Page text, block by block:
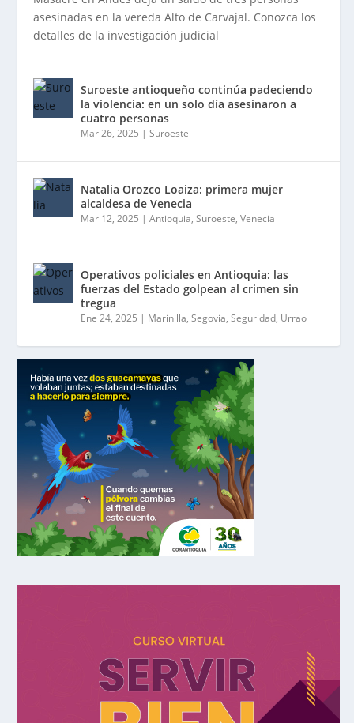
asesinadas en la vereda Alto de Carvajal. Conozca los
detalles de la investigación judicial
Suroeste antioqueño continúa padeciendo
la violencia: en un solo día asesinaron a
cuatro personas
Mar 26, 2025 |Suroeste
Natalia Orozco Loaiza: primera mujer
alcaldesa de Venecia
Mar 12, 2025 |Antioquia,Suroeste,Venecia
Operativos policiales en Antioquia: las
fuerzas del Estado golpean al crimen sin
tregua
Ene 24, 2025 | Marinilla,Segovia,Seguridad, Urrao